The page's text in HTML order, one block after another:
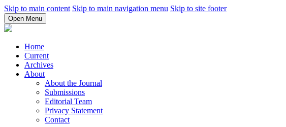
Skip to main content Skip to main navigation menu Skip to site footer
Open Menu
Home
Current
Archives
About
About the Journal
Submissions
Editorial Team
Privacy Statement
Contact